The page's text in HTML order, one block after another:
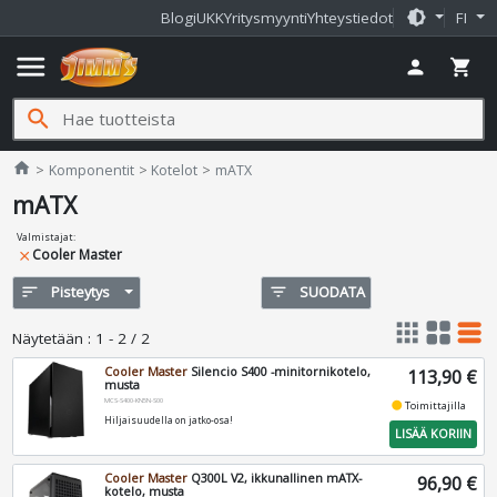
BlogiUKKYritysmyyntiYhteystiedot brightness_medium FI
menu person shopping_cart
search
home Jimms.fi
Komponentit Kotelot mATX
mATX
Valmistajat:
close Cooler Master
sort Pisteytys filter_list SUODATA
Näytetään : 1 - 2 / 2 apps grid_view table_rows
Cooler Master Silencio S400 -minitornikotelo,
musta
MCS-S400-KN5N-S00
Hiljaisuudella on jatko-osa!
113,90 €
fiber_manual_recordToimittajilla
LISÄÄ KORIIN
Cooler Master Q300L V2, ikkunallinen mATX-
kotelo, musta
96,90 €